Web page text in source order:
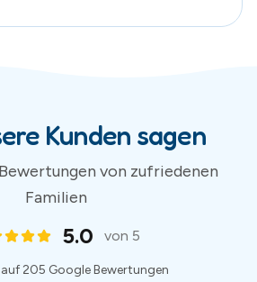
unkompliziert und preiswert,